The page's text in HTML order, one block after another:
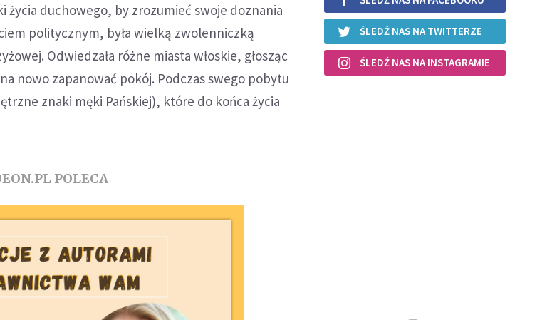
życia duchowego, by zrozumieć swoje doznania
politycznym, była wielką zwolenniczką
Odwiedzała różne miasta włoskie, głosząc
nowo zapanować pokój. Podczas swego pobytu
znaki męki Pańskiej), które do końca życia
POLECA
ŚLEDŹ NAS NA TWITTERZE
ŚLEDŹ NAS NA INSTAGRAMIE